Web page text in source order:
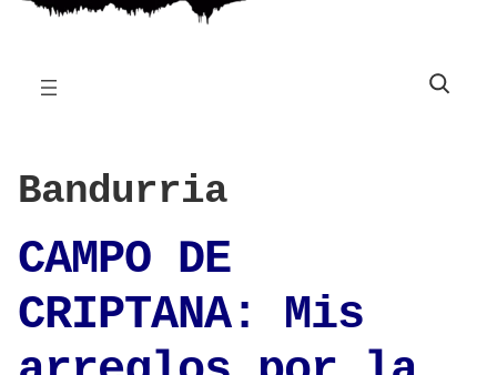
Buscar
Bandurria
CAMPO DE
CRIPTANA: Mis